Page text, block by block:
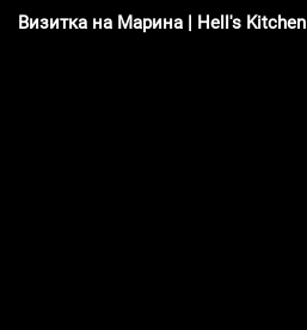
Визитка на Марина | Hell's Kitchen